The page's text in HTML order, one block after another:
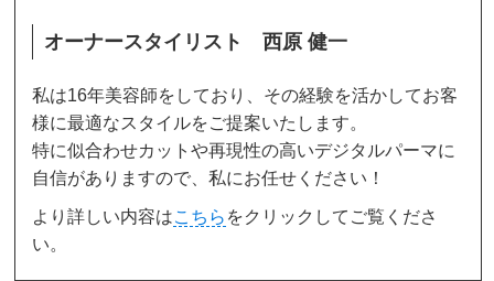
オーナースタイリスト 西原 健一
私は16年美容師をしており、その経験を活かしてお客
様に最適なスタイルをご提案いたします。
特に似合わせカットや再現性の高いデジタルパーマに
自信がありますので、私にお任せください！
より詳しい内容はこちら をクリックしてご覧くださ
い。